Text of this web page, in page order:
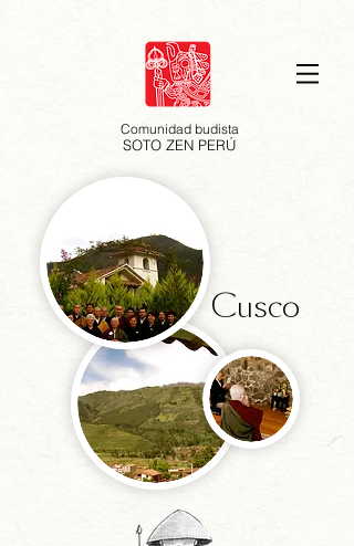
Comunidad budista
SOTO ZEN PERÚ
Cusco